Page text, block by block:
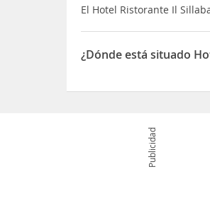
El Hotel Ristorante Il
¿Dónde está situado
Publicidad